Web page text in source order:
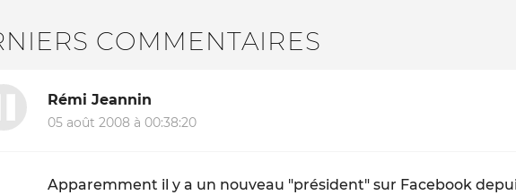
COMMENTAIRES
Rémi Jeannin
05 août 2008 à 00:38:20
Apparemment il y a un nouveau "président" sur Facebook